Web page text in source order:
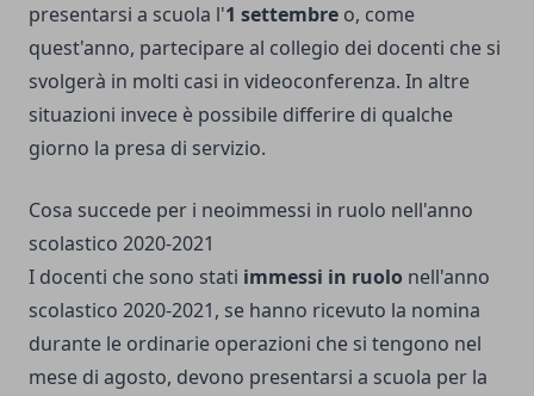
presentarsi a scuola l'1 settembre o, come
quest'anno, partecipare al collegio dei docenti che si
svolgerà in molti casi in videoconferenza. In altre
situazioni invece è possibile differire di qualche
giorno la presa di servizio.
Cosa succede per i neoimmessi in ruolo nell'anno
scolastico 2020-2021
I docenti che sono stati immessi in ruolo nell'anno
scolastico 2020-2021, se hanno ricevuto la nomina
durante le ordinarie operazioni che si tengono nel
mese di agosto, devono presentarsi a scuola per la